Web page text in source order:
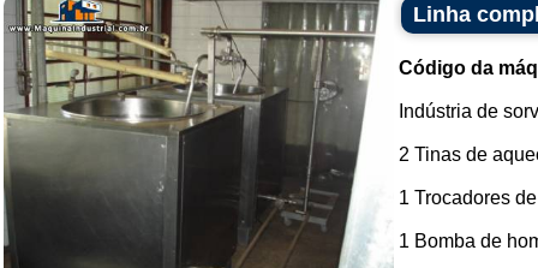
Linha
Código da
Indústria de
2 Tinas de
1 Trocadores
1 Bomba de